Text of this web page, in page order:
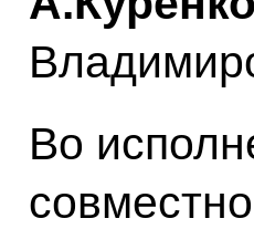
Во